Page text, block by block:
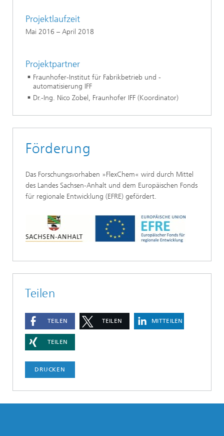
Projektlaufzeit
Mai 2016 – April 2018
Projektpartner
Fraunhofer-Institut für Fabrikbetrieb und -
automatisierung IFF
Dr.-Ing. Nico Zobel, Fraunhofer IFF (Koordinator)
Förderung
Das Forschungsvorhaben »FlexChem« wird durch Mittel
des Landes Sachsen‑Anhalt und dem Europäischen Fonds
für regionale Entwicklung (EFRE) gefördert.
Teilen
TEILEN TEILEN MITTEILEN
TEILEN
DRUCKEN